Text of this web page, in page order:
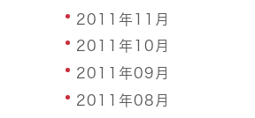
2011年11月
2011年10月
2011年09月
2011年08月